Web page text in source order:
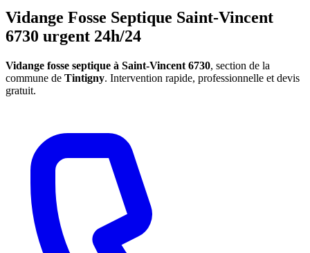
Vidange Fosse Septique Saint-Vincent
6730 urgent 24h/24
Vidange fosse septique à Saint-Vincent 6730, section de la
commune de Tintigny. Intervention rapide, professionnelle et devis
gratuit.